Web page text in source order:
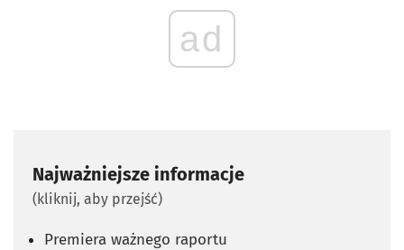
ad
Najważniejsze informacje
(kliknij, aby przejść)
Premiera ważnego raportu